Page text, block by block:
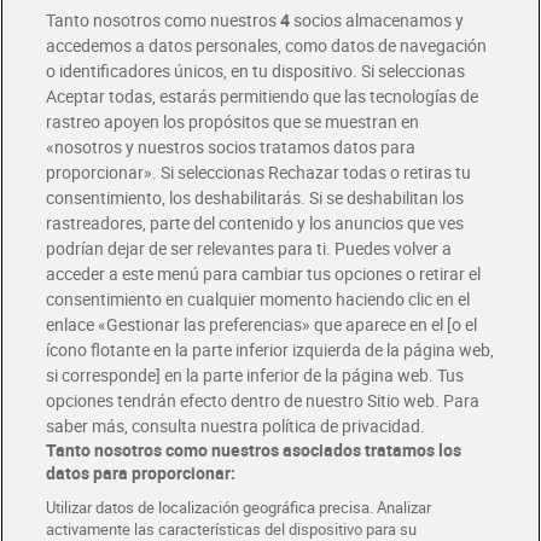
Envío gratis por compras superiores a 100€
Envío estandar por 4,99€
Glovo y Uber Eats
Solicita tu factura de Glovo o Uber Eats
Únete al CLUB Dia
Disfruta las ventajas y ofertas exclusivas.
Descárgate la APP Dia
Folletos y Tiendas
Descubre las mejores ofertas y busca tu tienda más cercana
Tarjeta MaX Dia
Te devuelve hasta 8€/mes de tus compras.
¡Solicita tu tarjeta de crédito aquí!
Tanto nosotros como nuestros4socios almacenamos y
accedemos a datos personales, como datos de navegación
o identificadores únicos, en tu dispositivo. Si seleccionas
Aceptar todas, estarás permitiendo que las tecnologías de
rastreo apoyen los propósitos que se muestran en
«nosotros y nuestros socios tratamos datos para
proporcionar». Si seleccionas Rechazar todas o retiras tu
consentimiento, los deshabilitarás. Si se deshabilitan los
rastreadores, parte del contenido y los anuncios que ves
podrían dejar de ser relevantes para ti. Puedes volver a
acceder a este menú para cambiar tus opciones o retirar el
consentimiento en cualquier momento haciendo clic en el
enlace «Gestionar las preferencias» que aparece en el [o el
ícono flotante en la parte inferior izquierda de la página web,
si corresponde] en la parte inferior de la página web. Tus
opciones tendrán efecto dentro de nuestro Sitio web. Para
saber más, consulta nuestra política de privacidad.
Tanto nosotros como nuestros asociados tratamos los
datos para proporcionar:
Utilizar datos de localización geográfica precisa. Analizar
activamente las características del dispositivo para su